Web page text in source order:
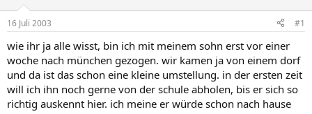
e
r
t
a
16 Juli 2003 #1
wie ihr ja alle wisst, bin ich mit meinem sohn erst vor einer
woche nach münchen gezogen. wir kamen ja von einem dorf
und da ist das schon eine kleine umstellung. in der ersten zeit
will ich ihn noch gerne von der schule abholen, bis er sich so
richtig auskennt hier. ich meine er würde schon nach hause